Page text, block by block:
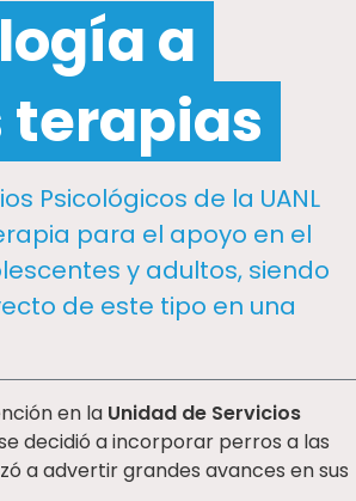
a
terapias
Psicológicos de la UANL
para el apoyo en el
y adultos, siendo
de este tipo en una
en la Unidad de Servicios
decidió a incorporar perros a las
a advertir grandes avances en sus